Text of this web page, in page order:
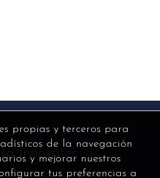
Innovatec
propias y terceros para
de la navegación
y mejorar nuestros
tus preferencias a